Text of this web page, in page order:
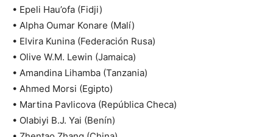
• Epeli Hau’ofa (Fidji)
• Alpha Oumar Konare (Malí)
• Elvira Kunina (Federación Rusa)
• Olive W.M. Lewin (Jamaica)
• Amandina Lihamba (Tanzania)
• Ahmed Morsi (Egipto)
• Martina Pavlicova (República Checa)
• Olabiyi B.J. Yai (Benín)